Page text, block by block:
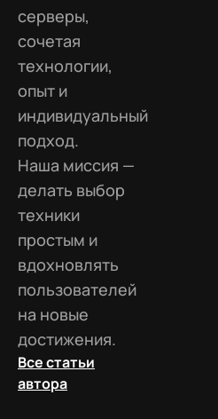
серверы,
сочетая
технологии,
опыт и
индивидуальный
подход.
Наша миссия —
делать выбор
техники
простым и
вдохновлять
пользователей
на новые
достижения.
Все статьи
автора